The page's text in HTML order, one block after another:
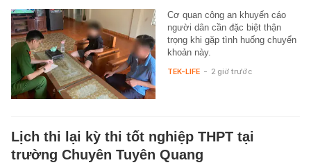
Cơ quan công an khuyến cáo
người dân cần đặc biệt thận
trọng khi gặp tình huống chuyển
khoản này.
TEK-LIFE - 2 giờ trước
Lịch thi lại kỳ thi tốt nghiệp THPT tại
trường Chuyên Tuyên Quang